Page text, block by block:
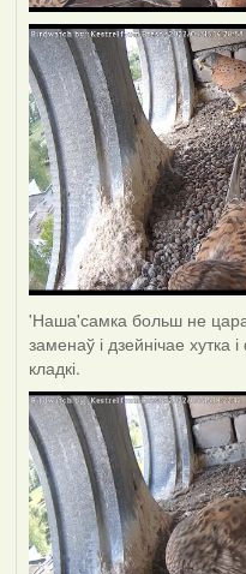
'Наша'самка больш не
заменаў і дзейнічае хутка
кладкі.